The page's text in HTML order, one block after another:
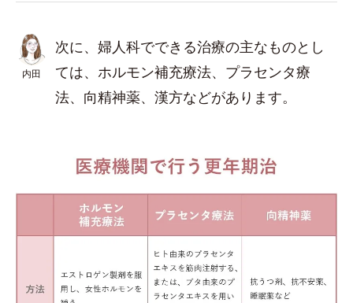
内田
次に、婦人科でできる治療の主なものとし
ては、ホルモン補充療法、プラセンタ療
法、向精神薬、漢方などがあります。